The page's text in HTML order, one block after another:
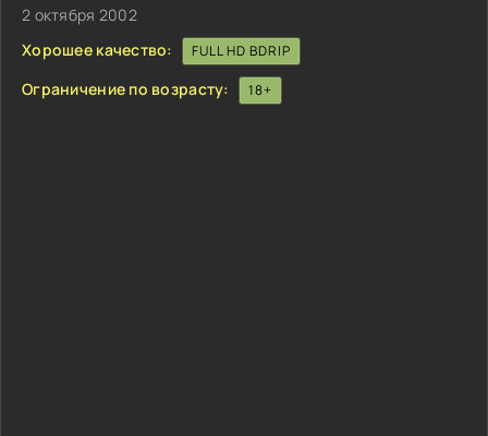
2 октября 2002
Хорошее качество:
FULL HD BDRIP
Ограничение по возрасту: 18+